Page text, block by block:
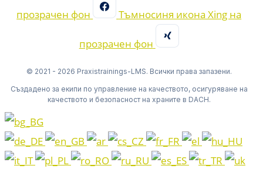
прозрачен фон Тъмносиня икона Xing на
прозрачен фон
© 2021 - 2026 Praxistrainings-LMS. Всички права запазени.
Създадено за екипи по управление на качеството, осигуряване на
качеството и безопасност на храните в DACH.